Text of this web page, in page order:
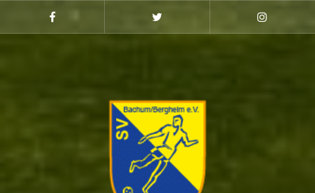
springen
Facebook
Instagram
(Damen)